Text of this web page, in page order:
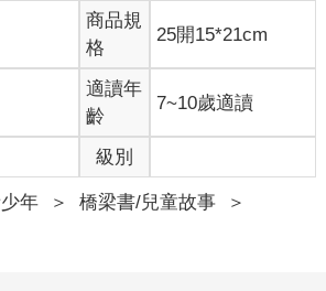
小豹的眼睛。
走上演藝事業的神祕新銳歌手──上網搜尋
就會跳出這傢伙的廣告。」
。」海龍毫無懼色的說：「我是真心熱愛
這種方式推銷，可是沒有用，基於父母的
間的政治角力，還有演藝公司的要求……
方式出道。如果走後門對你造成不快，我
況。」笑容從小豹的嘴角消失，他重新
明身為父母，只要從旁稍微看顧就好，
商品規
格
25開15*21cm
適讀年
齡
7~10歲適讀
級別
年 ＞ 橋梁書/兒童故事
＞